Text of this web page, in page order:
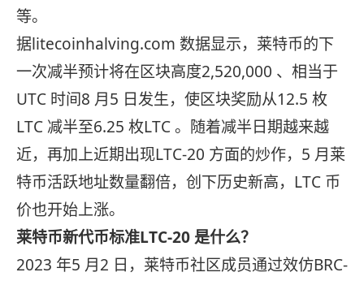
等。
据litecoinhalving.com 数据显示，莱特币的下
一次减半预计将在区块高度2,520,000 、相当于
UTC 时间8 月5 日发生，使区块奖励从12.5 枚
LTC 减半至6.25 枚LTC 。随着减半日期越来越
近，再加上近期出现LTC-20 方面的炒作，5 月莱
特币活跃地址数量翻倍，创下历史新高，LTC 币
价也开始上涨。
莱特币新代币标准LTC-20 是什么？
2023 年5 月2 日，莱特币社区成员通过效仿BRC-